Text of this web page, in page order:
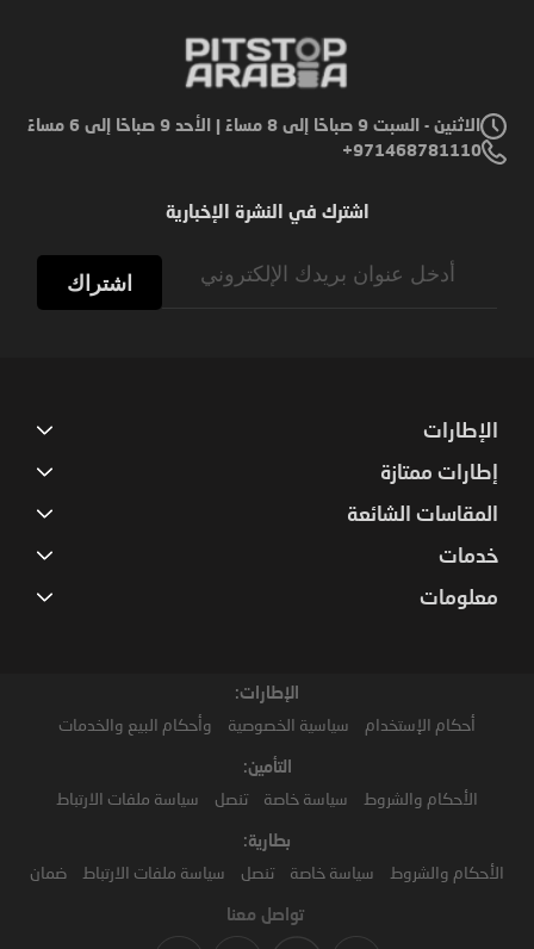
الاثنين - السبت 9 صباحًا إلى 8 مساءً | الأحد 9 صباحًا إلى 6 مساءً
971468781110+
اشترك في النشرة الإخبارية
اشتراك
الإطارات
إطارات ممتازة
المقاسات الشائعة
خدمات
معلومات
الإطارات:
أحكام الإستخدام سياسية الخصوصية وأحكام البيع والخدمات
التأمين:
الأحكام والشروط سياسة خاصة تنصل سياسة ملفات الارتباط
بطارية:
الأحكام والشروط سياسة خاصة تنصل سياسة ملفات الارتباط ضمان
تواصل معنا